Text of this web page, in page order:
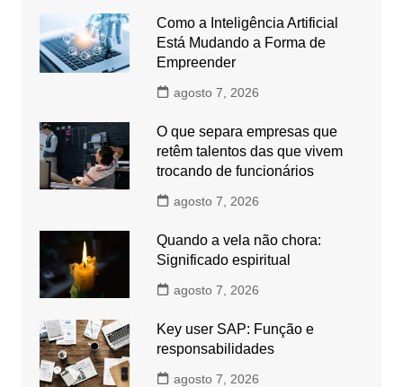
Como a Inteligência Artificial
Está Mudando a Forma de
Empreender
agosto 7, 2026
O que separa empresas que
retêm talentos das que vivem
trocando de funcionários
agosto 7, 2026
Quando a vela não chora:
Significado espiritual
agosto 7, 2026
Key user SAP: Função e
responsabilidades
agosto 7, 2026